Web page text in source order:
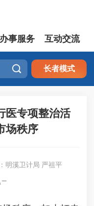
办事服务 互动交流
 长者模式
医专项整治活
场秩序
明溪卫计局 严祖平